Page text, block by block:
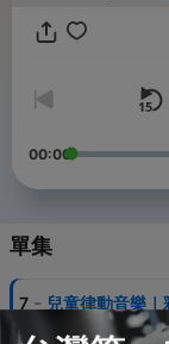
00:00
單集
7 - 兒童律動音樂｜
15 Jun 2021